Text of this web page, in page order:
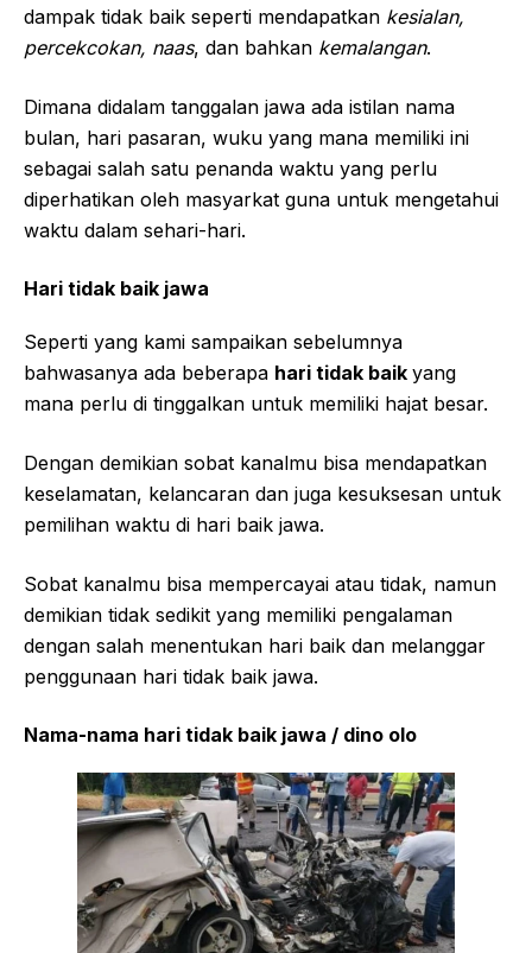
dampak tidak baik seperti mendapatkan kesialan,
percekcokan, naas, dan bahkan kemalangan.
Dimana didalam tanggalan jawa ada istilan nama
bulan, hari pasaran, wuku yang mana memiliki ini
sebagai salah satu penanda waktu yang perlu
diperhatikan oleh masyarkat guna untuk mengetahui
waktu dalam sehari-hari.
Hari tidak baik jawa
Seperti yang kami sampaikan sebelumnya
bahwasanya ada beberapa hari tidak baik yang
mana perlu di tinggalkan untuk memiliki hajat besar.
Dengan demikian sobat kanalmu bisa mendapatkan
keselamatan, kelancaran dan juga kesuksesan untuk
pemilihan waktu di hari baik jawa.
Sobat kanalmu bisa mempercayai atau tidak, namun
demikian tidak sedikit yang memiliki pengalaman
dengan salah menentukan hari baik dan melanggar
penggunaan hari tidak baik jawa.
Nama-nama hari tidak baik jawa / dino olo